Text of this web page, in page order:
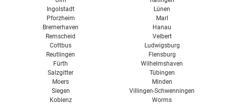
Ingolstadt
Pforzheim
Bremerhaven
Remscheid
Cottbus
Reutlingen
Fürth
Salzgitter
Moers
Siegen
Koblenz
Lünen
Marl
Hanau
Velbert
Ludwigsburg
Flensburg
Wilhelmshaven
Tübingen
Minden
Villingen-Schwenningen
Worms